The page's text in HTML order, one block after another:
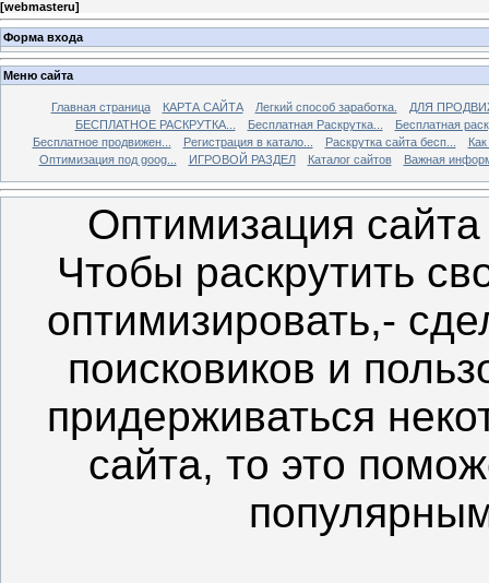
[webmasteru]
Форма входа
Меню сайта
Главная страница КАРТА САЙТА Легкий способ заработка.
ДЛЯ
БЕСПЛАТНОЕ РАСКРУТКА...
Бесплатная Раскрутка...
Бесплатная
Бесплатное продвижен...
Регистрация в катало... Раскрутка сайта бесп...
Оптимизация под goog...
ИГРОВОЙ РАЗДЕЛ Каталог сайтов Важная
Оптимизация
Чтобы раскрутить
оптимизировать,-
поисковиков и
придерживаться
сайта, то это